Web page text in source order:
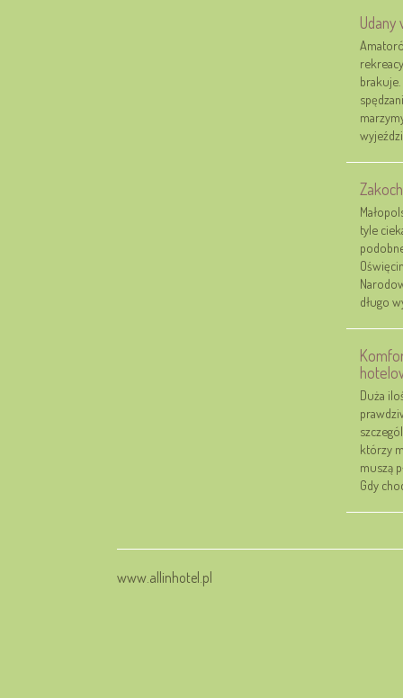
Udany
tyle
długo
Duża
którzy
muszą
Gdy
www.allinhotel.pl